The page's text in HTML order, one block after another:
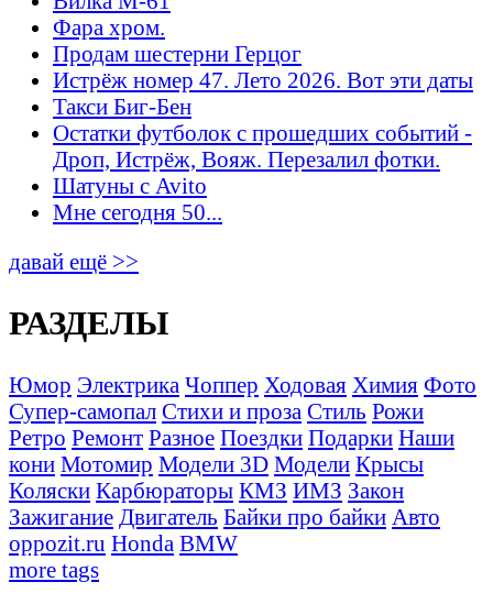
Фара хром.
Продам шестерни Герцог
Истрёж номер 47. Лето 2026. Вот эти даты
Такси Биг-Бен
Остатки футболок с прошедших событий -
Дроп, Истрёж, Вояж. Перезалил фотки.
Шатуны с Avito
Мне сегодня 50...
давай ещё >>
РАЗДЕЛЫ
Юмор Электрика Чоппер Ходовая Химия Фото
Супер-самопал Стихи и проза Стиль Рожи
Ретро Ремонт Разное Поездки Подарки Наши
кони Мотомир Модели 3D Модели Крысы
Коляски Карбюраторы КМЗ ИМЗ Закон
Зажигание Двигатель Байки про байки Авто
oppozit.ru Honda BMW
more tags